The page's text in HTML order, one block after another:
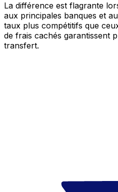
La différence est flagrante
aux principales banques et
taux plus compétitifs que
de frais cachés garantissent
transfert.